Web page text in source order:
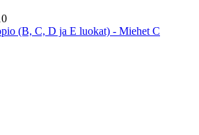
(B, C, D ja E luokat) - Miehet C